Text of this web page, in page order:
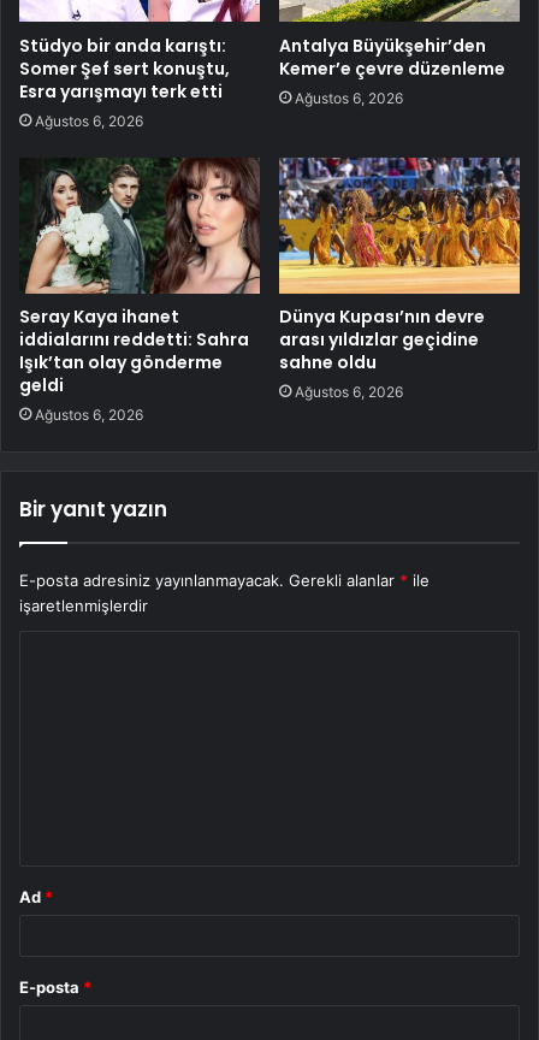
Stüdyo bir anda karıştı:
Somer Şef sert konuştu,
Esra yarışmayı terk etti
Ağustos 6, 2026
Antalya Büyükşehir’den
Kemer’e çevre düzenleme
Ağustos 6, 2026
Seray Kaya ihanet
iddialarını reddetti: Sahra
Işık’tan olay gönderme
geldi
Ağustos 6, 2026
Dünya Kupası’nın devre
arası yıldızlar geçidine
sahne oldu
Ağustos 6, 2026
Bir yanıt yazın
E-posta adresiniz yayınlanmayacak. Gerekli alanlar * ile
işaretlenmişlerdir
Ad *
E-posta *